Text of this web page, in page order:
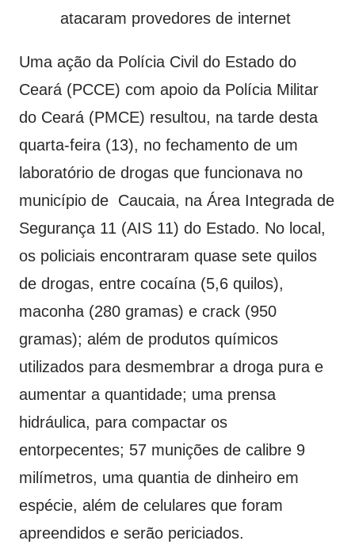
atacaram provedores de internet
Uma ação da Polícia Civil do Estado do
Ceará (PCCE) com apoio da Polícia Militar
do Ceará (PMCE) resultou, na tarde desta
quarta-feira (13), no fechamento de um
laboratório de drogas que funcionava no
município de Caucaia, na Área Integrada de
Segurança 11 (AIS 11) do Estado. No local,
os policiais encontraram quase sete quilos
de drogas, entre cocaína (5,6 quilos),
maconha (280 gramas) e crack (950
gramas); além de produtos químicos
utilizados para desmembrar a droga pura e
aumentar a quantidade; uma prensa
hidráulica, para compactar os
entorpecentes; 57 munições de calibre 9
milímetros, uma quantia de dinheiro em
espécie, além de celulares que foram
apreendidos e serão periciados.